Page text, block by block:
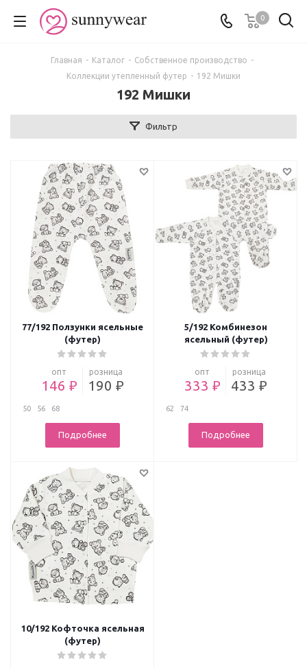
0
Главная - Каталог - Собственное производство -
Коллекции утепленный футер - 192 Мишки
192 Мишки
Фильтр
77/192 Ползунки ясельные
(футер)
опт
146 ₽
розница
190 ₽
50 56 68
Подробнее
5/192 Комбинезон
ясельный (футер)
опт
333 ₽
розница
433 ₽
62 74
Подробнее
10/192 Кофточка ясельная
(футер)